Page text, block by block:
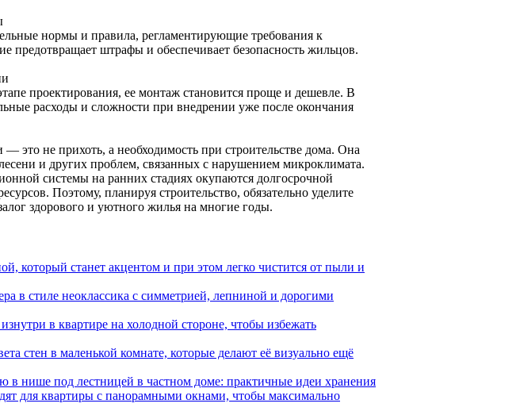
нормы и правила, регламентирующие требования к
предотвращает штрафы и обеспечивает безопасность жильцов.
проектирования, ее монтаж становится проще и дешевле. В
расходы и сложности при внедрении уже после окончания
это не прихоть, а необходимость при строительстве дома. Она
и других проблем, связанных с нарушением микроклимата.
системы на ранних стадиях окупаются долгосрочной
Поэтому, планируя строительство, обязательно уделите
здорового и уютного жилья на многие годы.
который станет акцентом и при этом легко чистится от пыли и
в стиле неоклассика с симметрией, лепниной и дорогими
в квартире на холодной стороне, чтобы избежать
стен в маленькой комнате, которые делают её визуально ещё
в нише под лестницей в частном доме: практичные идеи хранения
для квартиры с панорамными окнами, чтобы максимально